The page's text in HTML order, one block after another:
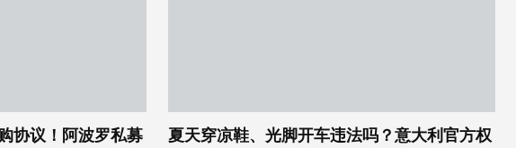
协议！阿波罗私募
夏天穿凉鞋、光脚开车违法吗？意大利官方权